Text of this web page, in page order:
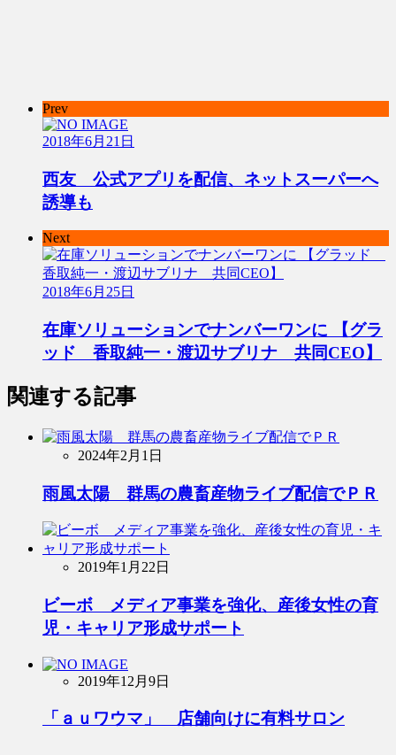
Prev
2018年6月21日
西友 公式アプリを配信、ネットスーパーへ
誘導も
Next
2018年6月25日
在庫ソリューションでナンバーワンに 【グラ
ッド 香取純一・渡辺サブリナ 共同CEO】
関連する記事
2024年2月1日
雨風太陽 群馬の農畜産物ライブ配信でＰＲ
2019年1月22日
ビーボ メディア事業を強化、産後女性の育
児・キャリア形成サポート
2019年12月9日
「ａｕワウマ」 店舗向けに有料サロン